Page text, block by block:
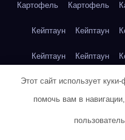
Картофель Картофель
Кейптаун Кейптаун
Кейптаун Кейптаун
Кейптаун Кейптаун
Этот сайт использует
помочь вам в